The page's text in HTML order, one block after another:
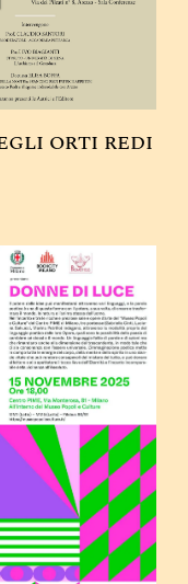
ORTI REDI